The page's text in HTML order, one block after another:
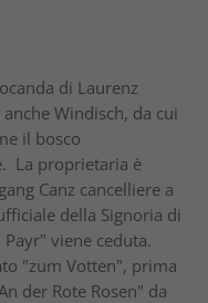
di Laurenz
Windisch, da cui
il bosco
La proprietaria è
Canz cancelliere a
della Signoria di
viene ceduta.
"zum Votten", prima
der Rote Rosen" da